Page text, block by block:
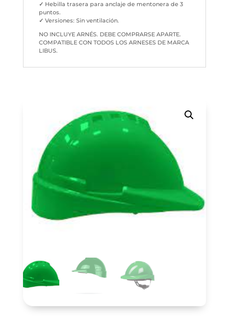
✓ Hebilla trasera para anclaje de mentonera de 3
puntos.
✓ Versiones: Sin ventilación.
NO INCLUYE ARNÉS. DEBE COMPRARSE APARTE.
COMPATIBLE CON TODOS LOS ARNESES DE MARCA
LIBUS.